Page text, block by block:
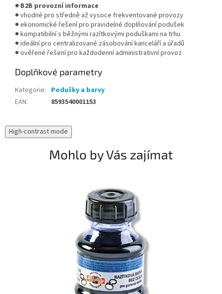
● B2B provozní informace
● vhodné pro středně až vysoce frekventované provozy
● ekonomické řešení pro pravidelné doplňování podušek
● kompatibilní s běžnými razítkovými poduškami na trhu
● ideální pro centralizované zásobování kanceláří a úřadů
● ověřené řešení pro každodenní administrativní provoz
Doplňkové parametry
Kategorie: Podušky a barvy
EAN: 8593540001153
High-contrast mode
Mohlo by Vás zajímat